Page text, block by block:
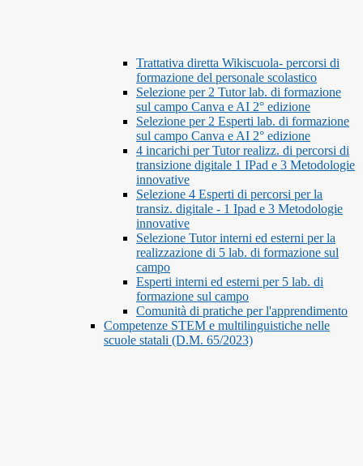
Trattativa diretta Wikiscuola- percorsi di
formazione del personale scolastico
Selezione per 2 Tutor lab. di formazione
sul campo Canva e AI 2° edizione
Selezione per 2 Esperti lab. di formazione
sul campo Canva e AI 2° edizione
4 incarichi per Tutor realizz. di percorsi di
transizione digitale 1 IPad e 3 Metodologie
innovative
Selezione 4 Esperti di percorsi per la
transiz. digitale - 1 Ipad e 3 Metodologie
innovative
Selezione Tutor interni ed esterni per la
realizzazione di 5 lab. di formazione sul
campo
Esperti interni ed esterni per 5 lab. di
formazione sul campo
Comunità di pratiche per l'apprendimento
Competenze STEM e multilinguistiche nelle
scuole statali (D.M. 65/2023)